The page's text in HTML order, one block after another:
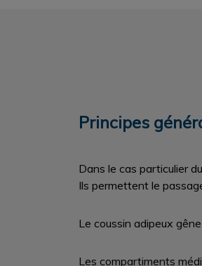
Principes
Dans le cas particulier
Ils permettent le
Le coussin adipeux
Les compartiments